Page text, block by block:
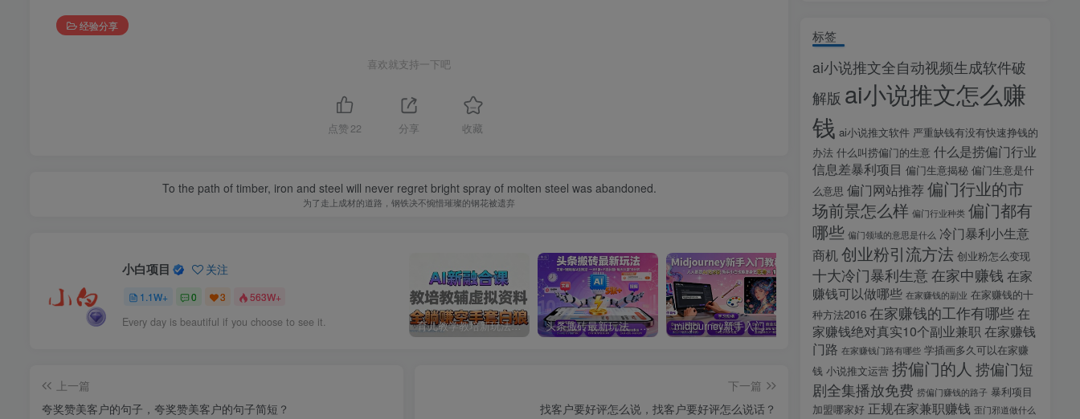
经验分享
喜欢就支持一下吧
点赞 22 分享 收藏
To the path of timber, iron and steel will never regret bright spray of molten steel was abandoned.
为了走上成材的道路，钢铁决不惋惜璀璨的钢花被遗弃
小白项目 关注
1.1W+ 0 3 563W+
Every day is beautiful if you choose to see it. 育儿教学教培新玩法，AI生成教学视频，市场大，操作简单，变现天花板非常高 头条搬砖最新玩法，文章+视频用AI全搞定，一天5张+不是问题，每天只需10分钟 midjourney新手入门教程：人人都是AI艺术家，新手小白也能变身艺术大师 剪辑商单实战训练课，真实商单案例分享，在实战中练会剪辑 2025剪辑拍摄特效全能创作课，零基础到全能创作
上一篇
夸奖赞美客户的句子，夸奖赞美客户的句子简短？
下一篇
找客户要好评怎么说，找客户要好评怎么说话？
标签
ai小说推文全自动视频生成软件破
解版 ai小说推文怎么赚
钱 ai小说推文软件 严重缺钱有没有快速挣钱的
办法 什么叫捞偏门的生意 什么是捞偏门行业
信息差暴利项目 偏门生意揭秘 偏门生意是什
么意思 偏门网站推荐 偏门行业的市
场前景怎么样 偏门行业种类 偏门都有
哪些 偏门领域的意思是什么 冷门暴利小生意
商机创业粉引流方法 创业粉怎么变现
十大冷门暴利生意 在家中赚钱 在家
赚钱可以做哪些 在家赚钱的副业 在家赚钱的十
种方法2016 在家赚钱的工作有哪些在
家赚钱绝对真实10个副业兼职 在家赚钱
门路 在家赚钱门路有哪些 学插画多久可以在家赚
钱 小说推文运营 捞偏门的人 捞偏门短
剧全集播放免费 捞偏门赚钱的路子 暴利项目
加盟哪家好 正规在家兼职赚钱 歪门邪道做什么